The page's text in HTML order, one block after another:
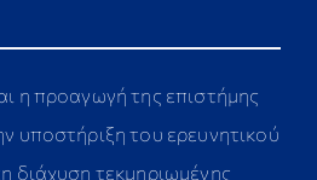
η προαγωγή της επιστήμης
υποστήριξη του ερευνητικού
διάχυση τεκμηριωμένης